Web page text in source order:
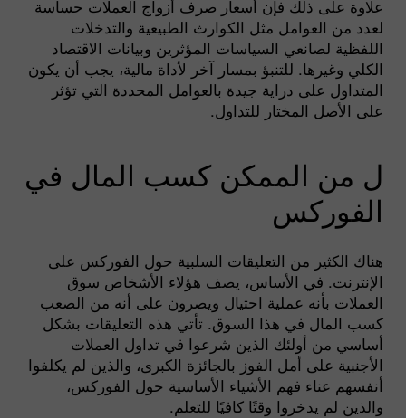
علاوة على ذلك فإن أسعار صرف أزواج العملات حساسة
لعدد من العوامل مثل الكوارث الطبيعية والتدخلات
اللفظية لصانعي السياسات المؤثرين وبيانات الاقتصاد
الكلي وغيرها. للتنبؤ بمسار آخر لأداة مالية، يجب أن يكون
المتداول على دراية جيدة بالعوامل المحددة التي تؤثر
على الأصل المختار للتداول.
ل من الممكن كسب المال في
الفوركس
هناك الكثير من التعليقات السلبية حول الفوركس على
الإنترنت. في الأساس، يصف هؤلاء الأشخاص سوق
العملات بأنه عملية احتيال ويصرون على أنه من الصعب
كسب المال في هذا السوق. تأتي هذه التعليقات بشكل
أساسي من أولئك الذين شرعوا في تداول العملات
الأجنبية على أمل الفوز بالجائزة الكبرى، والذين لم يكلفوا
أنفسهم عناء فهم الأشياء الأساسية حول الفوركس،
والذين لم يدخروا وقتًا كافيًا للتعلم.